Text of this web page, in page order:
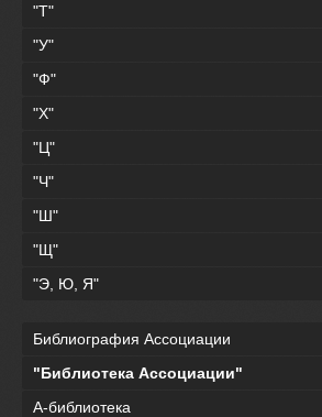
"Т"
"У"
"Ф"
"Х"
"Ц"
"Ч"
"Ш"
"Щ"
"Э, Ю, Я"
Библиография Ассоциации
"Библиотека Ассоциации"
А-библиотека